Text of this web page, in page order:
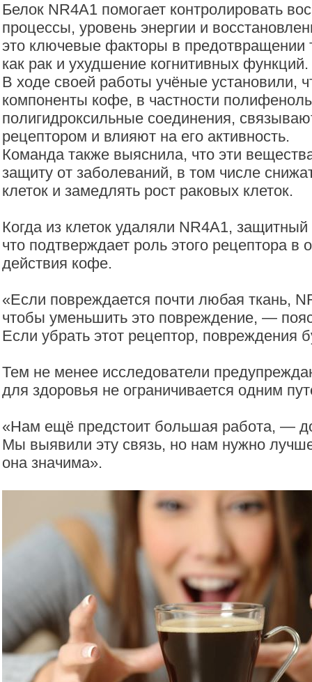
Белок NR4A1 помогает контролировать
процессы, уровень энергии и
это ключевые факторы в предотвращении
как рак и ухудшение когнитивных функций.
В ходе своей работы учёные установили,
компоненты кофе, в частности
полигидроксильные соединения,
рецептором и влияют на его активность.
Команда также выяснила, что эти
защиту от заболеваний, в том числе
клеток и замедлять рост раковых клеток.
Когда из клеток удаляли NR4A1,
что подтверждает роль этого рецептора в
действия кофе.
«Если повреждается почти любая ткань,
чтобы уменьшить это повреждение, —
Если убрать этот рецептор, повреждения
Тем не менее исследователи
для здоровья не ограничивается одним
«Нам ещё предстоит большая работа, —
Мы выявили эту связь, но нам нужно
она значима».